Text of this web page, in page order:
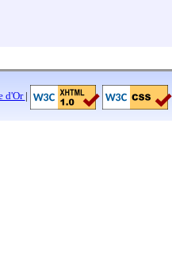
d'Or